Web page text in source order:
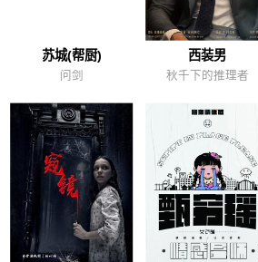
苏城(帮厨)
问剑
西装男
秋千下的推理者